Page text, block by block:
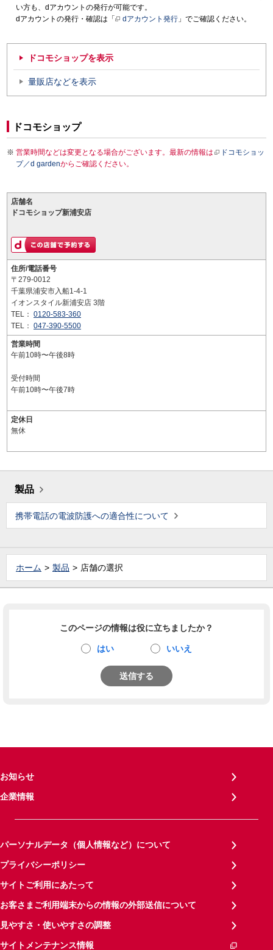
い方も、dアカウントの発行が可能です。
dアカウントの発行・確認は「
dアカウント発行 」でご確認ください。
ドコモショップを表示
量販店などを表示
ドコモショップ
営業時間などは変更となる場合がございます。最新の情報は
ドコモショッ
プ／d gardenからご確認ください。
店舗名
ドコモショップ新浦安店
住所/電話番号
〒279-0012
千葉県浦安市入船1-4-1
イオンスタイル新浦安店 3階
TEL： 0120-583-360
TEL： 047-390-5500
営業時間
午前10時〜午後8時
受付時間
午前10時〜午後7時
定休日
無休
製品
携帯電話の電波防護への適合性について
ホーム 製品 店舗の選択
このページの情報は役に立ちましたか？
はい いいえ
送信する
お知らせ
企業情報
パーソナルデータ（個人情報など）について
プライバシーポリシー
サイトご利用にあたって
お客さまご利用端末からの情報の外部送信について
見やすさ・使いやすさの調整
サイトメンテナンス情報